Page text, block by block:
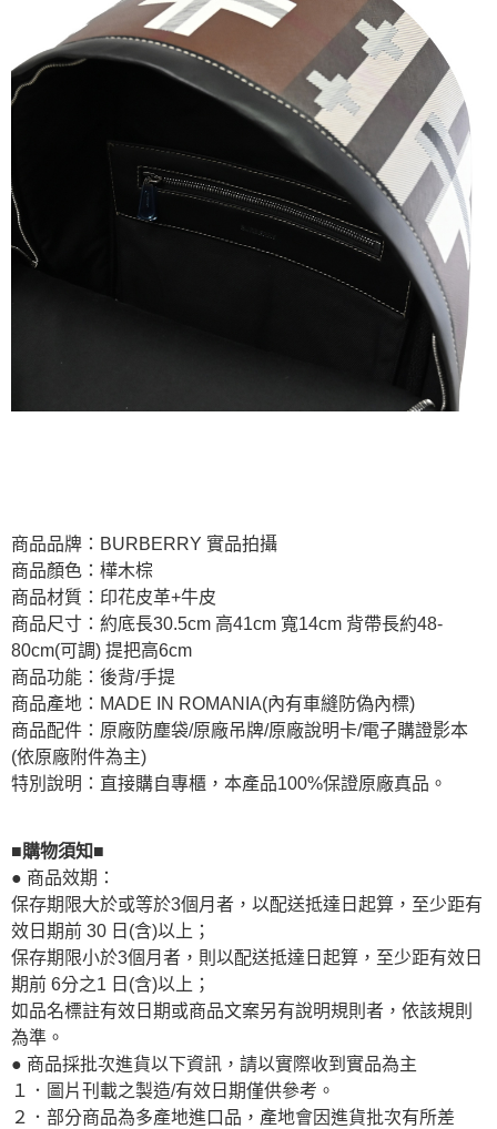
商品品牌：BURBERRY 實品拍攝
商品顏色：樺木棕
商品材質：印花皮革+牛皮
商品尺寸：約底長30.5cm 高41cm 寬14cm 背帶長約48-
80cm(可調) 提把高6cm
商品功能：後背/手提
商品產地：MADE IN ROMANIA(內有車縫防偽內標)
商品配件：原廠防塵袋/原廠吊牌/原廠說明卡/電子購證影本
(依原廠附件為主)
特別說明：直接購自專櫃，本產品100%保證原廠真品。
■購物須知■
● 商品效期：
保存期限大於或等於3個月者，以配送抵達日起算，至少距有
效日期前 30 日(含)以上；
保存期限小於3個月者，則以配送抵達日起算，至少距有效日
期前 6分之1 日(含)以上；
如品名標註有效日期或商品文案另有說明規則者，依該規則
為準。
● 商品採批次進貨以下資訊，請以實際收到實品為主
１．圖片刊載之製造/有效日期僅供參考。
２．部分商品為多產地進口品，產地會因進貨批次有所差